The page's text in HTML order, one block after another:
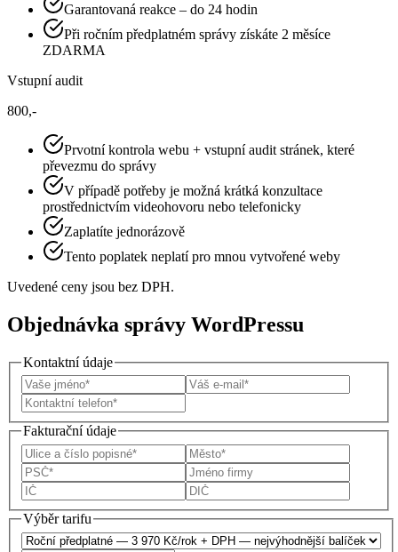
Garantovaná reakce – do 24 hodin
Při ročním předplatném správy získáte 2 měsíce
ZDARMA
Vstupní audit
800,-
Prvotní kontrola webu + vstupní audit stránek, které
převezmu do správy
V případě potřeby je možná krátká konzultace
prostřednictvím videohovoru nebo telefonicky
Zaplatíte jednorázově
Tento poplatek neplatí pro mnou vytvořené weby
Uvedené ceny jsou bez DPH.
Objednávka správy WordPressu
Kontaktní údaje
Fakturační údaje
Výběr tarifu